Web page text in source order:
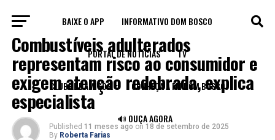
BAIXE O APP INFORMATIVO DOM BOSCO
PORTAL DE NOTÍCIAS TV
CLUBE DE AMIGOS CONHEÇA A FM DOM BOSCO
🔊 OUÇA AGORA
ECONOMIA
Combustíveis adulterados
representam risco ao consumidor e
exigem atenção redobrada, explica
especialista
Published 11 meses ago on 18 de setembro de 2025
By Roberta Farias